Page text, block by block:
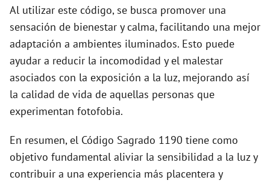
Al utilizar este código, se busca promover una
sensación de bienestar y calma, facilitando una mejor
adaptación a ambientes iluminados. Esto puede
ayudar a reducir la incomodidad y el malestar
asociados con la exposición a la luz, mejorando así
la calidad de vida de aquellas personas que
experimentan fotofobia.
En resumen, el Código Sagrado 1190 tiene como
objetivo fundamental aliviar la sensibilidad a la luz y
contribuir a una experiencia más placentera y